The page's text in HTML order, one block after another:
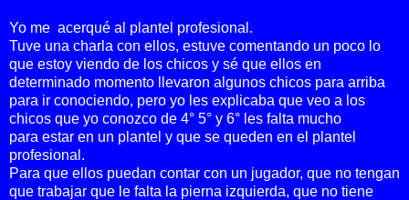
Yo me acerqué al plantel profesional.
Tuve una charla con ellos, estuve comentando un poco lo
que estoy viendo de los chicos y sé que ellos en
determinado momento llevaron algunos chicos para arriba
para ir conociendo, pero yo les explicaba que veo a los
chicos que yo conozco de 4° 5° y 6° les falta mucho
para estar en un plantel y que se queden en el plantel
profesional.
Para que ellos puedan contar con un jugador, que no tengan
que trabajar que le falta la pierna izquierda, que no tiene